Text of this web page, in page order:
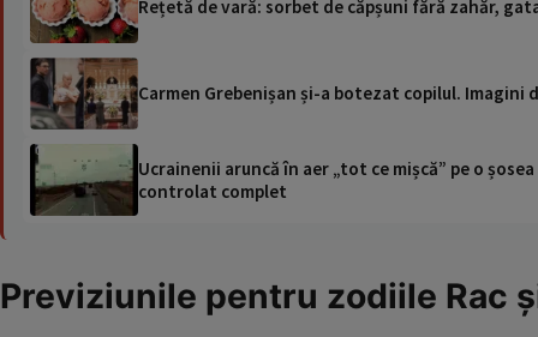
Rețetă de vară: sorbet de căpșuni fără zahăr,
Carmen Grebenișan și-a botezat copilul.
Ucrainenii aruncă în aer „tot ce mișcă” pe o
controlat complet
Previziunile pentru zodiile Rac